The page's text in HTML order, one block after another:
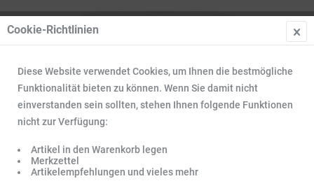
Cookie-Richtlinien
Diese Website verwendet Cookies, um Ihnen die bestmögliche
Funktionalität bieten zu können. Wenn Sie damit nicht
einverstanden sein sollten, stehen Ihnen folgende Funktionen
nicht zur Verfügung:
Artikel in den Warenkorb legen
Merkzettel
Artikelempfehlungen und vieles mehr